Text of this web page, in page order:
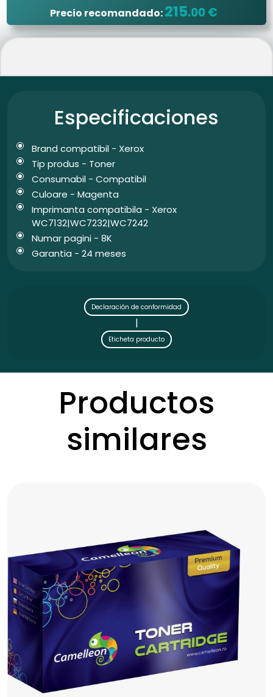
Precio recomandado:215.00 €
Especificaciones
Brand compatibil - Xerox
Tip produs - Toner
Consumabil - Compatibil
Culoare - Magenta
Imprimanta compatibila - Xerox
WC7132|WC7232|WC7242
Numar pagini - 8K
Garantia - 24 meses
Declaración de conformidad
|
Eticheta producto
Productos
similares